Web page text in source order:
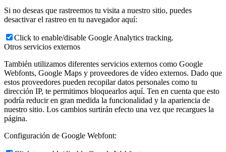
Si no deseas que rastreemos tu visita a nuestro sitio, puedes
desactivar el rastreo en tu navegador aquí:
Click to enable/disable Google Analytics tracking.
Otros servicios externos
También utilizamos diferentes servicios externos como Google
Webfonts, Google Maps y proveedores de vídeo externos. Dado que
estos proveedores pueden recopilar datos personales como tu
dirección IP, te permitimos bloquearlos aquí. Ten en cuenta que esto
podría reducir en gran medida la funcionalidad y la apariencia de
nuestro sitio. Los cambios surtirán efecto una vez que recargues la
página.
Configuración de Google Webfont: